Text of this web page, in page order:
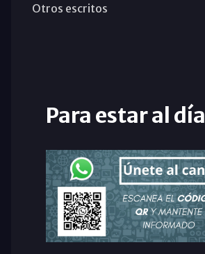
Otros escritos
Para estar al día